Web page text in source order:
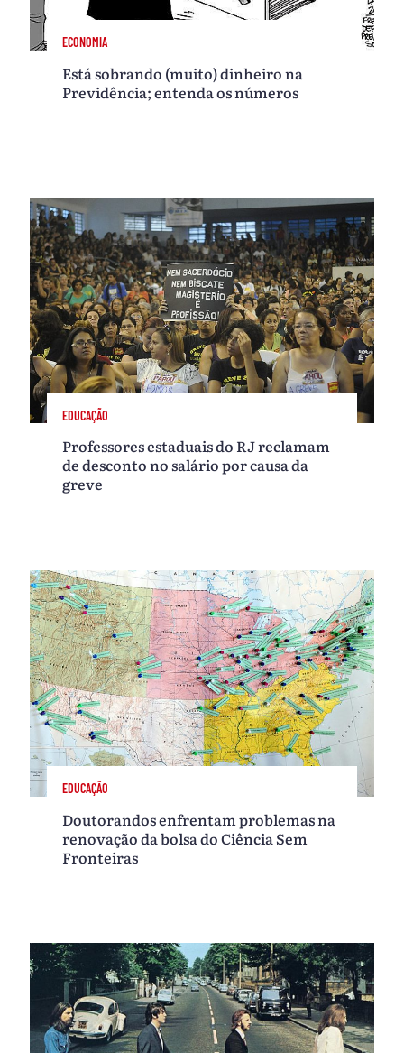
ECONOMIA
Está sobrando (muito) dinheiro na
Previdência; entenda os números
EDUCAÇÃO
Professores estaduais do RJ reclamam
de desconto no salário por causa da
greve
EDUCAÇÃO
Doutorandos enfrentam problemas na
renovação da bolsa do Ciência Sem
Fronteiras